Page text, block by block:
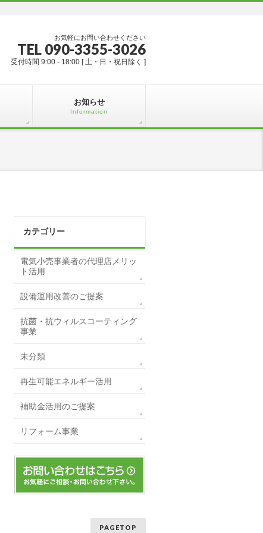
お気軽にお問い合わせください
TEL 090-3355-3026
受付時間 9:00 - 18:00 [ 土・日・祝日除く ]
お知らせ
Information
カテゴリー
電気小売事業者の代理店メリッ
ト活用
設備運用改善のご提案
抗菌・抗ウィルスコーティング
事業
未分類
再生可能エネルギー活用
補助金活用のご提案
リフォーム事業
PAGETOP